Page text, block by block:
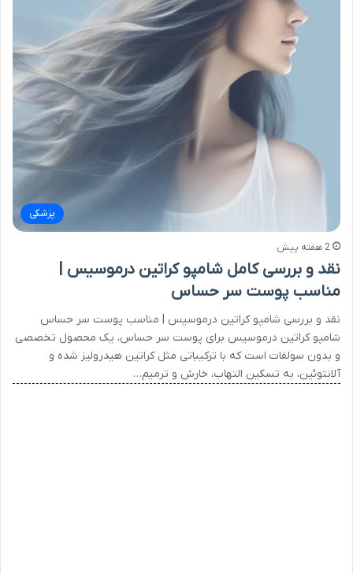
پزشکی
2 هفته پیش
نقد و بررسی کامل شامپو کراتین درموسیس |
مناسب پوست سر حساس
نقد و بررسی شامپو کراتین درموسیس | مناسب پوست سر حساس
شامپو کراتین درموسیس برای پوست سر حساس، یک محصول تخصصی
و بدون سولفات است که با ترکیباتی مثل کراتین هیدرولیز شده و
آلانتوئین، به تسکین التهاب، خارش و ترمیم…